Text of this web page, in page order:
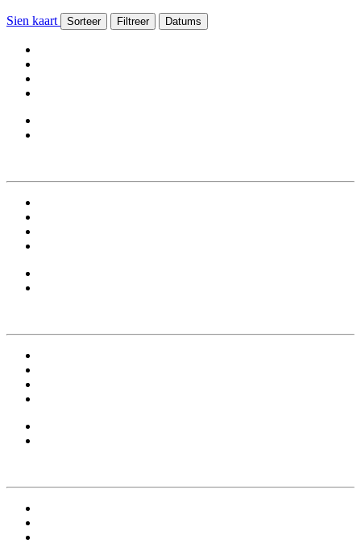
Sien kaart Sorteer Filtreer Datums